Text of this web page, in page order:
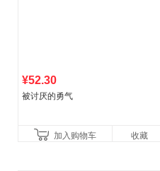
¥52.30
被讨厌的勇气
加入购物车 收藏